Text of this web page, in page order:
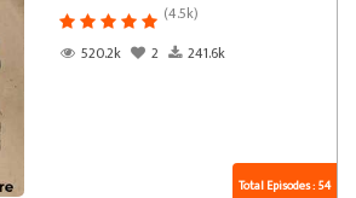
(4.5k)
520.2k
2 241.6k
Total Episodes : 54